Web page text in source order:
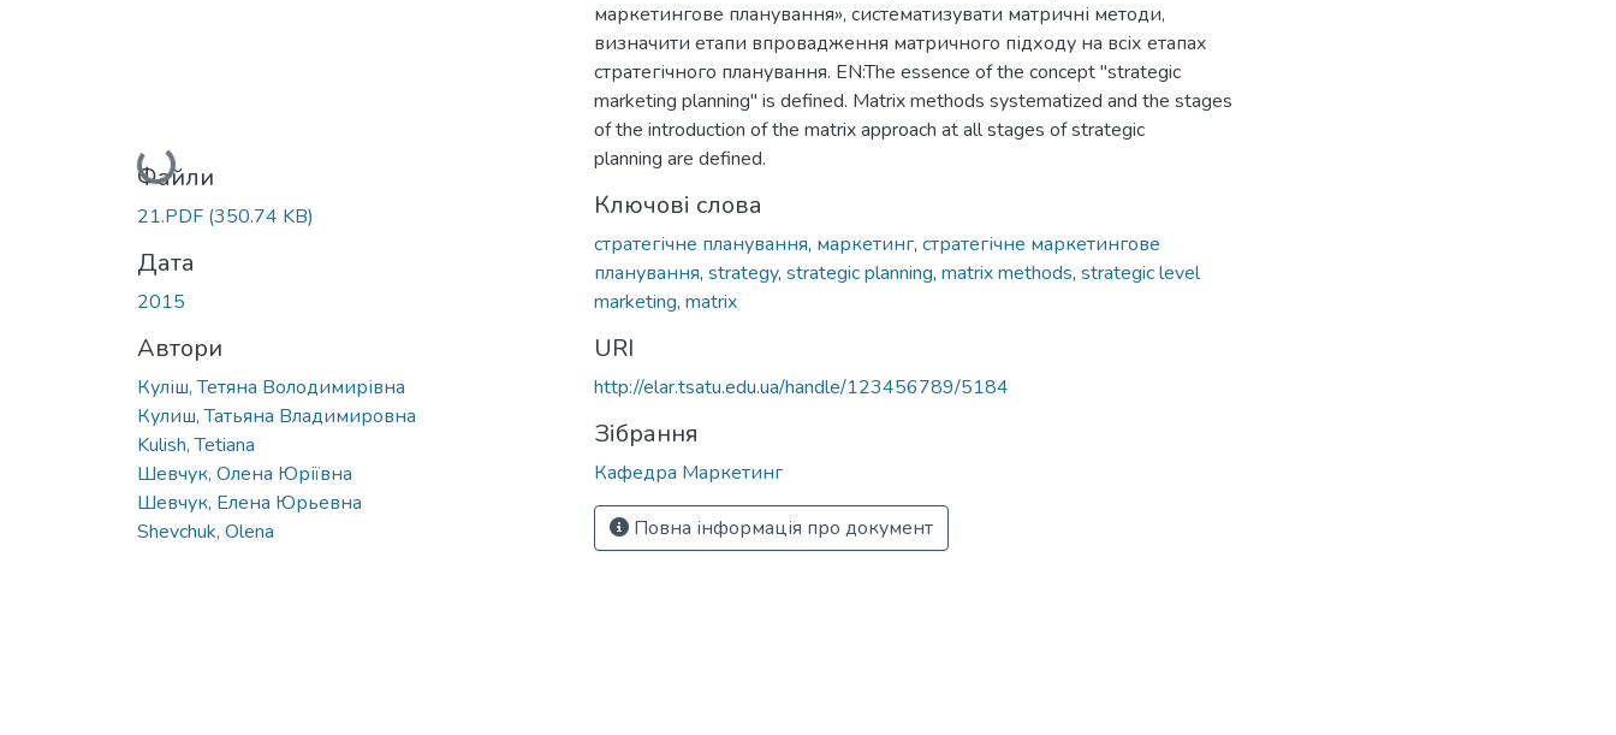
Вантажиться...
Файли
21.PDF (350.74 KB)
Дата
2015
Автори
Куліш, Тетяна Володимирівна
Кулиш, Татьяна Владимировна
Kulish, Tetiana
Шевчук, Олена Юріївна
Шевчук, Елена Юрьевна
Shevchuk, Olena
маркетингове планування», систематизувати матричні методи,
визначити етапи впровадження матричного підходу на всіх етапах
стратегічного планування. EN:The essence of the concept "strategic
marketing planning" is defined. Matrix methods systematized and the stages
of the introduction of the matrix approach at all stages of strategic
planning are defined.
Ключові слова
стратегічне планування, маркетинг, стратегічне маркетингове
планування, strategy, strategic planning, matrix methods, strategic level
marketing, matrix
URI
http://elar.tsatu.edu.ua/handle/123456789/5184
Зібрання
Кафедра Маркетинг
Повна інформація про документ